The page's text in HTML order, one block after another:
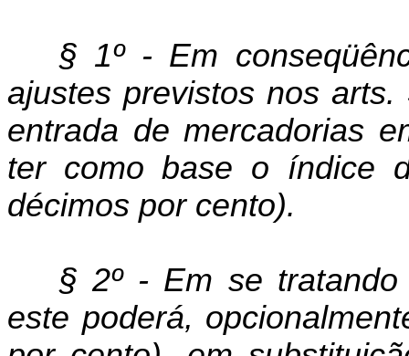
§ 1º - Em
ajustes previstos nos arts.
entrada de mercadorias
ter como base o índice
décimos por cento).
§ 2º - Em se tratando
este poderá,